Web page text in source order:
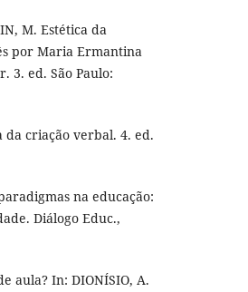
M. Estética da
por Maria Ermantina
3. ed. São Paulo:
da criação verbal. 4. ed.
na educação:
Diálogo Educ.,
aula? In: DIONÍSIO, A.